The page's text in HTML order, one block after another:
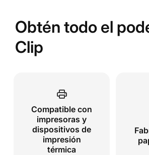
Obtén todo el
Clip
Compatible con
impresoras y
dispositivos de
impresión
térmica